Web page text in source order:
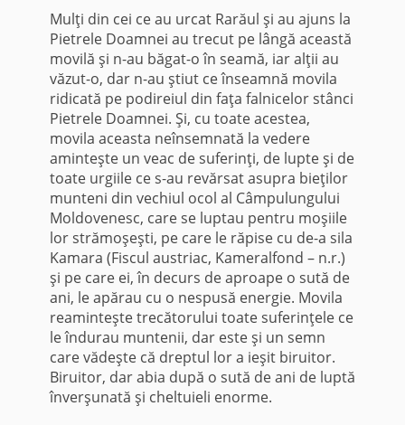
Mulţi din cei ce au urcat Rarăul şi au ajuns la
Pietrele Doamnei au trecut pe lângă această
movilă şi n-au băgat-o în seamă, iar alţii au
văzut-o, dar n-au ştiut ce înseamnă movila
ridicată pe podireiul din faţa falnicelor stânci
Pietrele Doamnei. Şi, cu toate acestea,
movila aceasta neînsemnată la vedere
aminteşte un veac de suferinţi, de lupte şi de
toate urgiile ce s-au revărsat asupra bieţilor
munteni din vechiul ocol al Câmpulungului
Moldovenesc, care se luptau pentru moşiile
lor strămoşeşti, pe care le răpise cu de-a sila
Kamara (Fiscul austriac, Kameralfond – n.r.)
şi pe care ei, în decurs de aproape o sută de
ani, le apărau cu o nespusă energie. Movila
reaminteşte trecătorului toate suferinţele ce
le îndurau muntenii, dar este şi un semn
care vădeşte că dreptul lor a ieşit biruitor.
Biruitor, dar abia după o sută de ani de luptă
înverşunată şi cheltuieli enorme.